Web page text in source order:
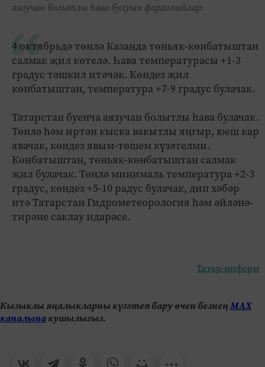
аязучан болытлы һава булуын фаразлыйлар.
4 октябрьдә төнлә Казанда төньяк-көнбатыштан
салмак җил көтелә. Һава температурасы +1-3
градус тәшкил итәчәк. Көндез җил
көнбатыштан, температура +7-9 градус булачак.
Татарстан буенча аязучан болытлы һава булачак.
Төнлә һәм иртән кыска вакытлы яңгыр, юеш кар
явачак, көндез явым-төшем күзәтелми.
Көнбатыштан, төньяк-көнбатыштан салмак
җил булачак. Төнлә минималь температура +2-3
градус, көндез +5-10 радус булачак, дип хәбәр
итә Татарстан Гидрометеорология һәм әйләнә-
тирәне саклау идарәсе.
Татар-информ
Кызыклы яңалыкларны күзәтеп бару өчен безнеңМАХ
каналынакушылыгыз.